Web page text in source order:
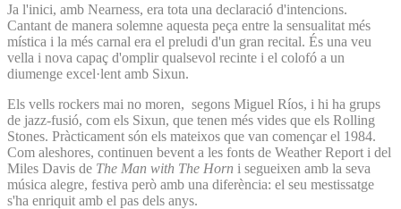
Ja l'inici, amb Nearness, era tota una declaració d'intencions.
Cantant de manera solemne aquesta peça entre la sensualitat més
mística i la més carnal era el preludi d'un gran recital. És una veu
vella i nova capaç d'omplir qualsevol recinte i el colofó a un
diumenge excel·lent amb Sixun.
Els vells rockers mai no moren, segons Miguel Ríos, i hi ha grups
de jazz-fusió, com els Sixun, que tenen més vides que els Rolling
Stones. Pràcticament són els mateixos que van començar el 1984.
Com aleshores, continuen bevent a les fonts de Weather Report i del
Miles Davis de The Man with The Horn i segueixen amb la seva
música alegre, festiva però amb una diferència: el seu mestissatge
s'ha enriquit amb el pas dels anys.